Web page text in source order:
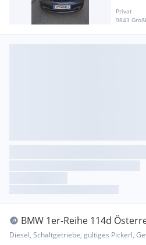
Privat
9843
BMW 1er-Reihe 114d
Diesel, Schaltgetriebe, gültiges Pickerl,